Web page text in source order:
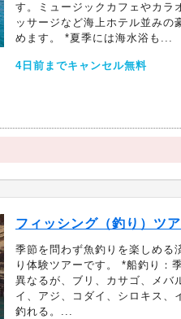
す。ミュージックカフェやカラ
ッサージなど海上ホテル並みの
めます。 *夏季には海水浴も...
4日前までキャンセル無料
フィッシング（釣り）ツ
季節を問わず魚釣りを楽しめる
り体験ツアーです。 *船釣り：
異なるが、ブリ、カサゴ、メバ
イ、アジ、コダイ、シロキス、
釣れる。...